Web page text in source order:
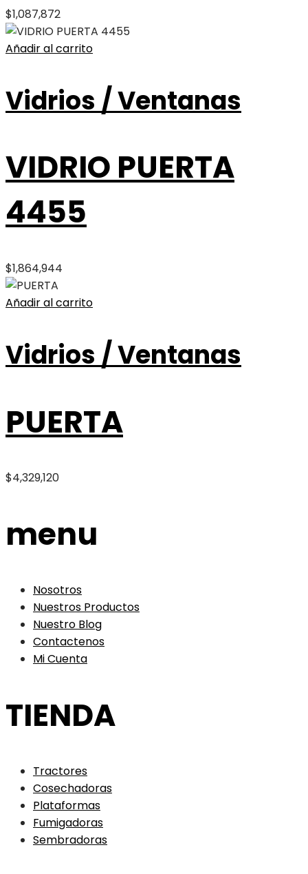
$1,087,872
Añadir al carrito
Vidrios / Ventanas
VIDRIO PUERTA
4455
$1,864,944
Añadir al carrito
Vidrios / Ventanas
PUERTA
$4,329,120
menu
Nosotros
Nuestros Productos
Nuestro Blog
Contactenos
Mi Cuenta
TIENDA
Tractores
Cosechadoras
Plataformas
Fumigadoras
Sembradoras